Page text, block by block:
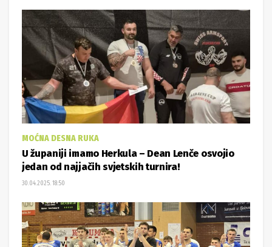
MOĆNA DESNA RUKA
U županiji imamo Herkula – Dean Lenče osvojio
jedan od najjačih svjetskih turnira!
30.04.2025. 18:50